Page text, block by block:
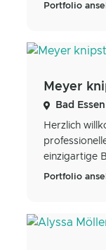
Portfolio
Meyer
Bad
Herzlich
einzigartige
Portfolio